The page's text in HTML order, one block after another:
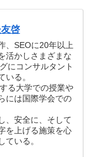
啓
、SEOに20年以上
活かしさまざまな
にコンサルタント
いる。
る大学での授業や
には国際学会での
、安全に、そして
を上げる施策を心
ている。